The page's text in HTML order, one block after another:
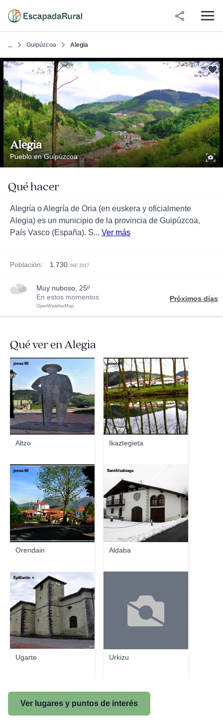
... Guipúzcoa Alegia
Alegia
Pueblo en Guipúzcoa
Qué hacer
Alegría o Alegría de Oria (en euskera y oficialmente
Alegia) es un municipio de la provincia de Guipúzcoa,
País Vasco (España). S... Ver más
Población: 1.730 INE 2017
muy nuboso, 25º
En estos momentos
OpenWeatherMap
Próximos días
Qué ver en Alegia
Altzo
jones 60
Ikaztegieta
jones 60
Orendain
jones 60
Aldaba
SantiUsabiaga
Ugarte
EpMartín ☼
Urkizu
Ver lugares y puntos de interés